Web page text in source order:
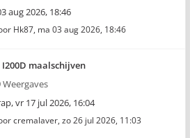
aug 2026, 18:46
Hk87, ma 03 aug 2026, 18:46
maalschijven
Weergaves
,vr 17 jul 2026, 16:04
cremalaver, zo 26 jul 2026, 11:03